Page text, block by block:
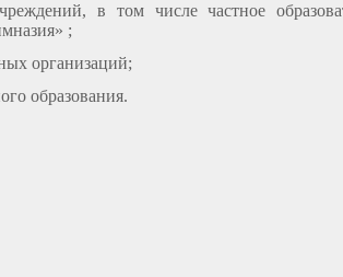
в том числе частное
;
организаций;
образования.